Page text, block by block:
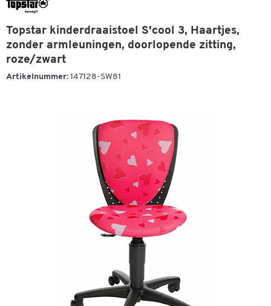
Topstar kinderdraaistoel S'cool 3, Haartjes,
zonder armleuningen, doorlopende zitting,
roze/zwart
Artikelnummer: 147128-SW81